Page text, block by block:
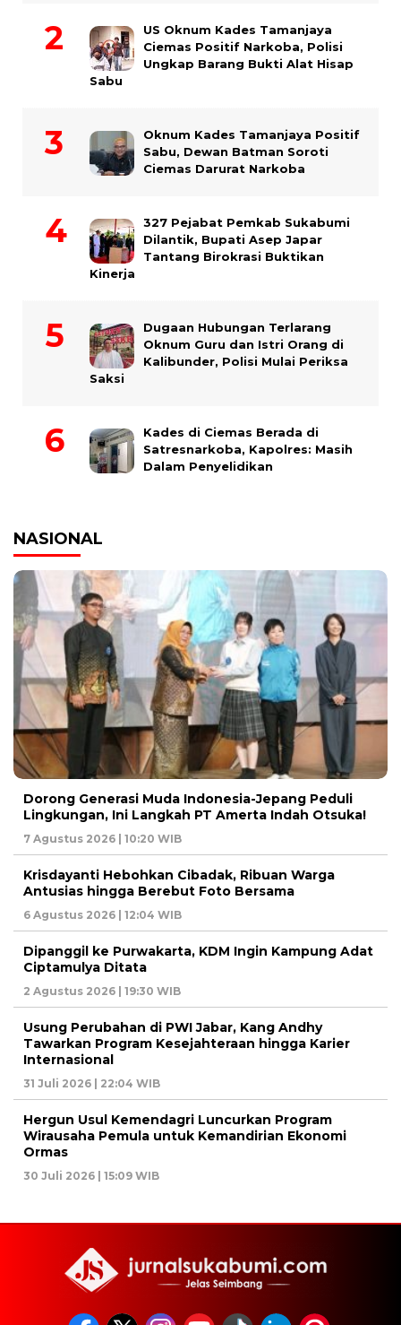
US Oknum Kades Tamanjaya
Ciemas Positif Narkoba, Polisi
Ungkap Barang Bukti Alat Hisap
Sabu
Oknum Kades Tamanjaya Positif
Sabu, Dewan Batman Soroti
Ciemas Darurat Narkoba
327 Pejabat Pemkab Sukabumi
Dilantik, Bupati Asep Japar
Tantang Birokrasi Buktikan
Kinerja
Dugaan Hubungan Terlarang
Oknum Guru dan Istri Orang di
Kalibunder, Polisi Mulai Periksa
Saksi
Kades di Ciemas Berada di
Satresnarkoba, Kapolres: Masih
Dalam Penyelidikan
NASIONAL
Dorong Generasi Muda Indonesia-Jepang Peduli
Lingkungan, Ini Langkah PT Amerta Indah Otsuka!
7 Agustus 2026 | 10:20 WIB
Krisdayanti Hebohkan Cibadak, Ribuan Warga
Antusias hingga Berebut Foto Bersama
6 Agustus 2026 | 12:04 WIB
Dipanggil ke Purwakarta, KDM Ingin Kampung Adat
Ciptamulya Ditata
2 Agustus 2026 | 19:30 WIB
Usung Perubahan di PWI Jabar, Kang Andhy
Tawarkan Program Kesejahteraan hingga Karier
Internasional
31 Juli 2026 | 22:04 WIB
Hergun Usul Kemendagri Luncurkan Program
Wirausaha Pemula untuk Kemandirian Ekonomi
Ormas
30 Juli 2026 | 15:09 WIB